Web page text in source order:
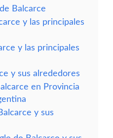
Balcarce
y las principales
y las principales
y sus alrededores
en Provincia
y sus